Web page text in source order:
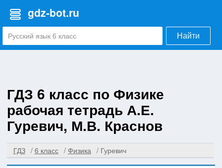
gdz-bot.ru
Найти
ГДЗ 6 класс по Физике
рабочая тетрадь А.Е.
Гуревич, М.В. Краснов
ГДЗ 6 класс Физика Гуревич